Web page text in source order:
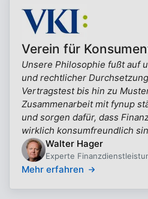
Verein für
Unsere Philosophie fußt auf
und rechtlicher
Vertragstest bis hin zu
Zusammenarbeit mit fynup
und sorgen dafür, dass
wirklich konsumfreundlich
Walter Hager
Experte
Mehr erfahren